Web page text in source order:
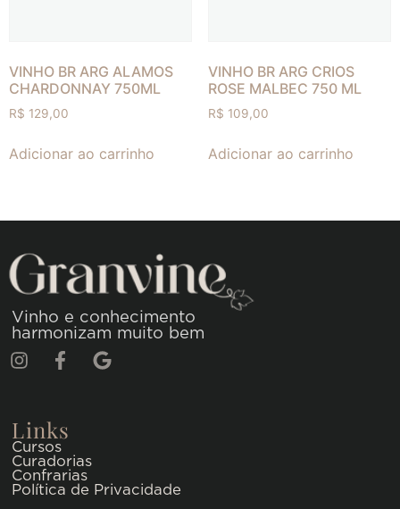
VINHO BR ARG ALAMOS
CHARDONNAY 750ML
R$ 129,00
Adicionar ao carrinho
VINHO BR ARG CRIOS
ROSE MALBEC 750 ML
R$ 109,00
Adicionar ao carrinho
Vinho e conhecimento
harmonizam muito bem
Links
Cursos
Curadorias
Confrarias
Política de Privacidade